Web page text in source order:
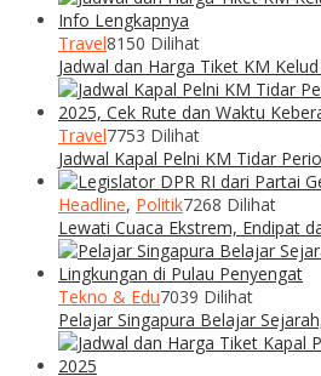
Travel8150 Dilihat
Jadwal dan Harga Tiket KM
Travel7753 Dilihat
Jadwal Kapal Pelni KM Tidar
Headline, Politik7268 Dilihat
Lewati Cuaca Ekstrem, Endipat
Tekno & Edu7039 Dilihat
Pelajar Singapura Belajar